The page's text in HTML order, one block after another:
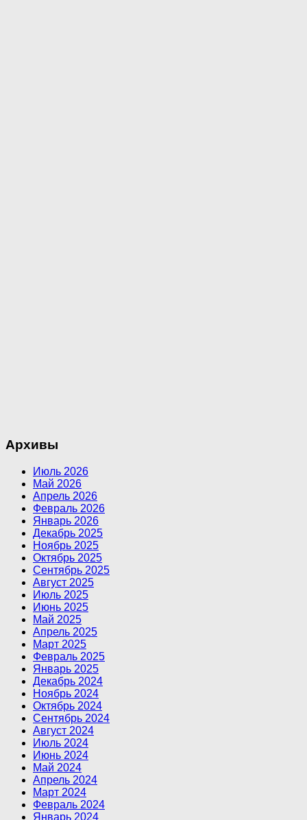
Архивы
Июль 2026
Май 2026
Апрель 2026
Февраль 2026
Январь 2026
Декабрь 2025
Ноябрь 2025
Октябрь 2025
Сентябрь 2025
Август 2025
Июль 2025
Июнь 2025
Май 2025
Апрель 2025
Март 2025
Февраль 2025
Январь 2025
Декабрь 2024
Ноябрь 2024
Октябрь 2024
Сентябрь 2024
Август 2024
Июль 2024
Июнь 2024
Май 2024
Апрель 2024
Март 2024
Февраль 2024
Январь 2024